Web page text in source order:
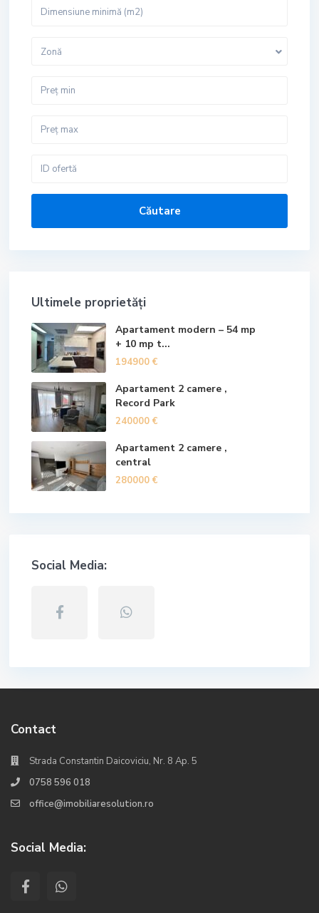
Zonă
Căutare
Ultimele proprietăți
Apartament modern – 54 mp
+ 10 mp t...
194900 €
Apartament 2 camere ,
Record Park
240000 €
Apartament 2 camere ,
central
280000 €
Social Media:
Contact
Strada Constantin Daicoviciu, Nr. 8 Ap. 5
0758 596 018
office@imobiliaresolution.ro
Social Media: